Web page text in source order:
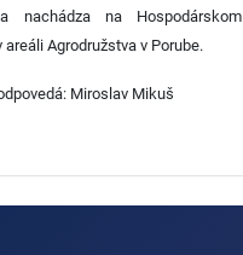
nachádza na Hospodárskom
areáli Agrodružstva v Porube.
Miroslav Mikuš